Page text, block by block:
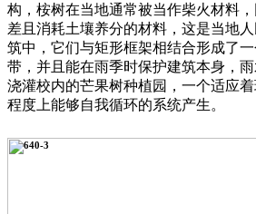
构，桉树在当地通常被当作柴火材料
差且消耗土壤养分的材料，这是当地
筑中，它们与矩形框架相结合形成了
带，并且能在雨季时保护建筑本身，
浇灌校内的芒果树种植园，一个适应
程度上能够自我循环的系统产生。